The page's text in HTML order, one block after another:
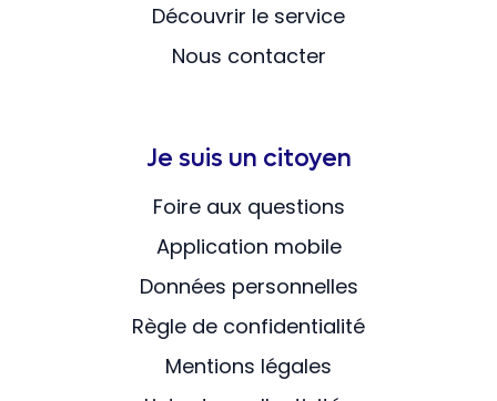
Découvrir le service
Nous contacter
Je suis un citoyen
Foire aux questions
Application mobile
Données personnelles
Règle de confidentialité
Mentions légales